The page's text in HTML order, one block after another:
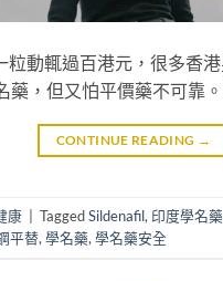
粒動輒過百港元，很多香
藥，但又怕平價藥不可靠
CONTINUE READING →
康 TaggedSildenafil,印度學名藥
平替,學名藥,學名藥安全